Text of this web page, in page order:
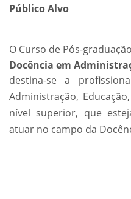
Público Alvo
O Curso de Pós-
Docência em
destina-se a
Administração,
nível superior, que
atuar no campo da